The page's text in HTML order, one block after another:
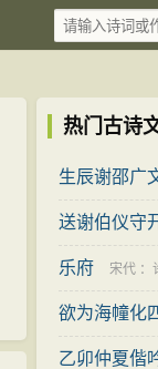
热门古诗
生辰谢邵广
送谢伯仪守
乐府 宋代 ：
欲为海幢化
乙卯仲夏偕